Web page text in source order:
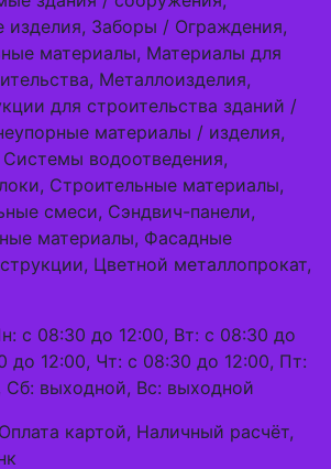
изделия, Заборы / Ограждения,
материалы, Материалы для
Металлоизделия,
для строительства зданий /
материалы / изделия,
водоотведения,
Строительные материалы,
смеси, Сэндвич-панели,
материалы, Фасадные
Цветной металлопрокат,
с 08:30 до 12:00, Вт: с 08:30 до
до 12:00, Чт: с 08:30 до 12:00, Пт:
Сб: выходной, Вс: выходной
картой, Наличный расчёт,